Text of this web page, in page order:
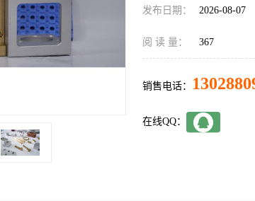
发布日期： 2026-08-07
阅 读 量： 367
销售电话：
在线QQ：